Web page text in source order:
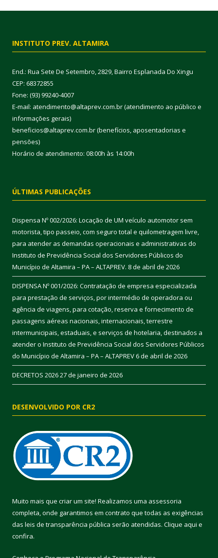
INSTITUTO PREV. ALTAMIRA
End.: Rua Sete De Setembro, 2829, Bairro Esplanada Do Xingu
CEP: 68372855
Fone: (93) 99240-4007
E-mail: atendimento@altaprev.com.br (atendimento ao público e
informações gerais)
beneficios@altaprev.com.br (benefícios, aposentadorias e
pensões)
Horário de atendimento: 08:00h às 14:00h
ÚLTIMAS PUBLICAÇÕES
Dispensa Nº 002/2026: Locação de UM veículo automotor sem
motorista, tipo passeio, com seguro total e quilometragem livre,
para atender as demandas operacionais e administrativas do
Instituto de Previdência Social dos Servidores Públicos do
Município de Altamira – PA – ALTAPREV. 8 de abril de 2026
DISPENSA Nº 001/2026: Contratação de empresa especializada
para prestação de serviços, por intermédio de operadora ou
agência de viagens, para cotação, reserva e fornecimento de
passagens aéreas nacionais, internacionais, terrestre
intermunicipais, estaduais, e serviços de hotelaria, destinados a
atender o Instituto de Previdência Social dos Servidores Públicos
do Município de Altamira – PA – ALTAPREV6 de abril de 2026
DECRETOS 202627 de janeiro de 2026
DESENVOLVIDO POR CR2
Muito mais que criar um site! Realizamos uma assessoria
completa, onde garantimos em contrato que todas as exigências
das leis de transparência pública serão atendidas. Clique aqui e
confira.